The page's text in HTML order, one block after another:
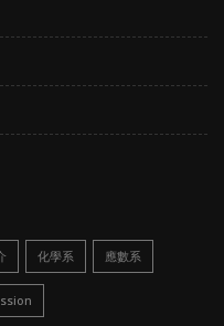
化學系 應數系